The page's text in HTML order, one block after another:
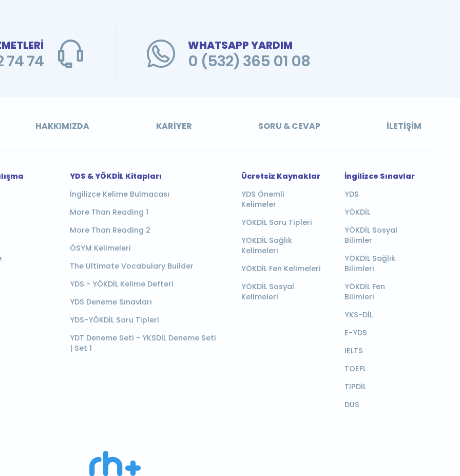
74
WHATSAPP YARDIM
0 (532) 365 01 08
HAKKIMIZDA KARIYER SORU & CEVAP İLETIŞIM
YDS & YÖKDİL Kitapları
İngilizce Kelime Bulmacası
More Than Reading 1
More Than Reading 2
ÖSYM Kelimeleri
The Ultimate Vocabulary Builder
YDS - YÖKDİL Kelime Defteri
YDS Deneme Sınavları
YDS-YÖKDİL Soru Tipleri
YDT Deneme Seti - YKSDİL Deneme Seti
| Set 1
Ücretsiz Kaynaklar
YDS Önemli
Kelimeler
YÖKDİL Soru Tipleri
YÖKDİL Sağlık
Kelimeleri
YÖKDİL Fen Kelimeleri
YÖKDİL Sosyal
Kelimeleri
İngilizce Sınavlar
YDS
YÖKDİL
YÖKDİL Sosyal
Bilimler
YÖKDİL Sağlık
Bilimleri
YÖKDİL Fen
Bilimleri
YKS-DİL
E-YDS
IELTS
TOEFL
TIPDİL
DUS